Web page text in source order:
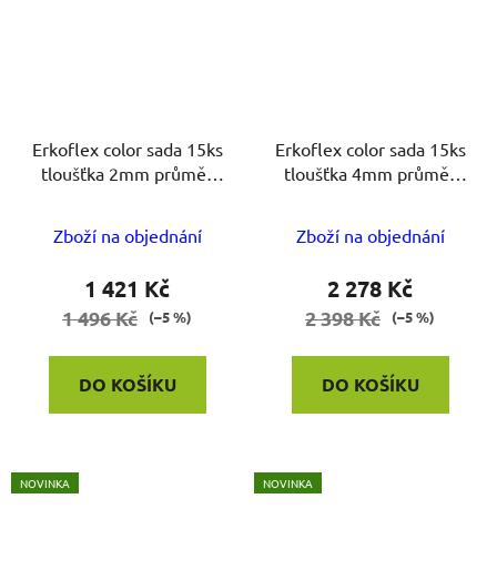
Erkoflex color sada 15ks
tloušťka 2mm průměr
Zboží na objednání
1 421 Kč
1 496 Kč (–5 %)
DO KOŠÍKU
Erkoflex color sada 15ks
tloušťka 4mm průměr
Zboží na objednání
2 278 Kč
2 398 Kč (–5 %)
DO KOŠÍKU
NOVINKA NOVINKA